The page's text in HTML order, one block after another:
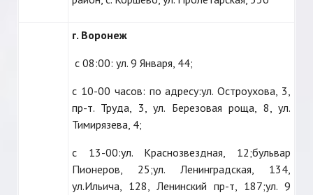
г. Воронеж
с 08:00: ул. 9 Января, 44;
с 10-00 часов: по адресу:ул. Остроухова, 3,
пр-т. Труда, 3, ул. Березовая роща, 8, ул.
Тимирязева, 4;
с 13-00:ул. Краснозвездная, 12;бульвар
Пионеров, 25;ул. Ленинградская, 134,
ул.Ильича, 128, Ленинский пр-т, 187;ул. 9